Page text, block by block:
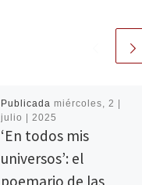
Publicada miércoles, 2 |
julio | 2025
‘En todos mis
universos’: el